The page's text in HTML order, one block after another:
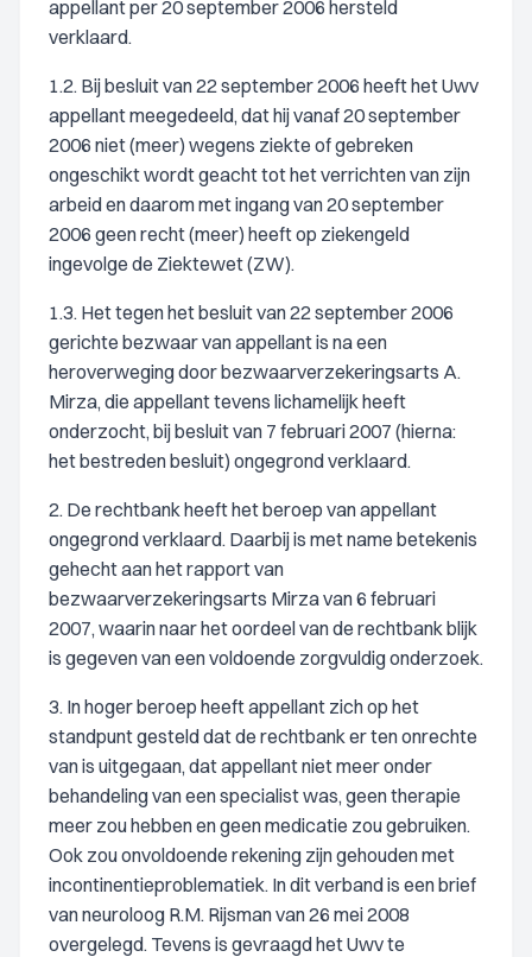
appellant per 20 september 2006 hersteld
verklaard.
1.2. Bij besluit van 22 september 2006 heeft het Uwv
appellant meegedeeld, dat hij vanaf 20 september
2006 niet (meer) wegens ziekte of gebreken
ongeschikt wordt geacht tot het verrichten van zijn
arbeid en daarom met ingang van 20 september
2006 geen recht (meer) heeft op ziekengeld
ingevolge de Ziektewet (ZW).
1.3. Het tegen het besluit van 22 september 2006
gerichte bezwaar van appellant is na een
heroverweging door bezwaarverzekeringsarts A.
Mirza, die appellant tevens lichamelijk heeft
onderzocht, bij besluit van 7 februari 2007 (hierna:
het bestreden besluit) ongegrond verklaard.
2. De rechtbank heeft het beroep van appellant
ongegrond verklaard. Daarbij is met name betekenis
gehecht aan het rapport van
bezwaarverzekeringsarts Mirza van 6 februari
2007, waarin naar het oordeel van de rechtbank blijk
is gegeven van een voldoende zorgvuldig onderzoek.
3. In hoger beroep heeft appellant zich op het
standpunt gesteld dat de rechtbank er ten onrechte
van is uitgegaan, dat appellant niet meer onder
behandeling van een specialist was, geen therapie
meer zou hebben en geen medicatie zou gebruiken.
Ook zou onvoldoende rekening zijn gehouden met
incontinentieproblematiek. In dit verband is een brief
van neuroloog R.M. Rijsman van 26 mei 2008
overgelegd. Tevens is gevraagd het Uwv te